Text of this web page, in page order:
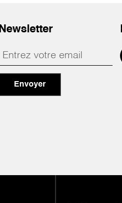
Newsletter
Envoyer